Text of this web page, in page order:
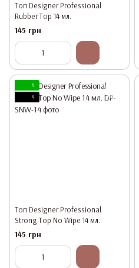
Топ Designer Professional
Rubber Top 14 мл.
145 грн
4
4
Топ Designer Professional
Strong Top No Wipe 14 мл.
145 грн